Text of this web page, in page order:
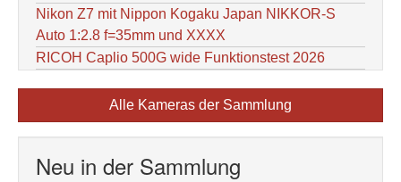
Nikon Z7 mit Nippon Kogaku Japan NIKKOR-S
Auto 1:2.8 f=35mm und XXXX
RICOH Caplio 500G wide Funktionstest 2026
Alle Kameras der Sammlung
Neu in der Sammlung